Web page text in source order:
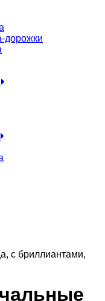
дорожки
с бриллиантами,